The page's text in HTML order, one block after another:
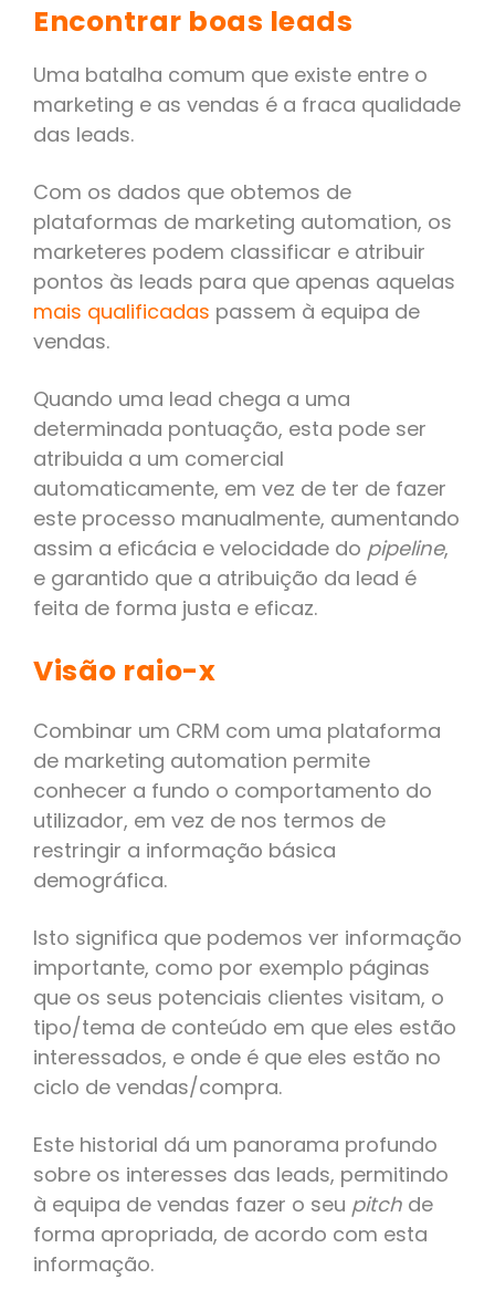
Encontrar boas leads
Uma batalha comum que existe entre o
marketing e as vendas é a fraca qualidade
das leads.
Com os dados que obtemos de
plataformas de marketing automation, os
marketeres podem classificar e atribuir
pontos às leads para que apenas aquelas
mais qualificadas passem à equipa de
vendas.
Quando uma lead chega a uma
determinada pontuação, esta pode ser
atribuida a um comercial
automaticamente, em vez de ter de fazer
este processo manualmente, aumentando
assim a eficácia e velocidade do pipeline,
e garantido que a atribuição da lead é
feita de forma justa e eficaz.
Visão raio-x
Combinar um CRM com uma plataforma
de marketing automation permite
conhecer a fundo o comportamento do
utilizador, em vez de nos termos de
restringir a informação básica
demográfica.
Isto significa que podemos ver informação
importante, como por exemplo páginas
que os seus potenciais clientes visitam, o
tipo/tema de conteúdo em que eles estão
interessados, e onde é que eles estão no
ciclo de vendas/compra.
Este historial dá um panorama profundo
sobre os interesses das leads, permitindo
à equipa de vendas fazer o seu pitch de
forma apropriada, de acordo com esta
informação.